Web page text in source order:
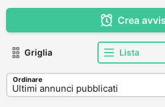
Crea
Griglia Lista
Ordinare